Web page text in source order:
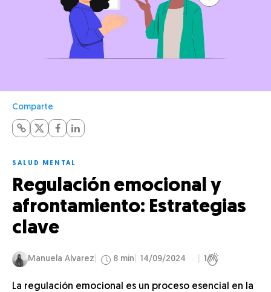
Comparte
SALUD MENTAL
Regulación emocional y
afrontamiento: Estrategias
clave
Manuela Alvarez 8 min 14/09/2024 1
La regulación emocional es un proceso esencial en la